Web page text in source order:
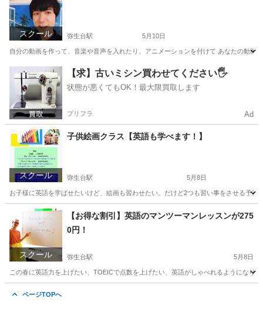
スクール 弥生台駅 5月10日
自分の動画を作って、音楽や音声を入れたり、アニメーションを付けて あなたの動
神奈川 横浜市 弥生台駅 その他 動画編集
【求】古いミシン買わせてください🖐️
状態が悪くてもOK！最大限買取します
プリフラ Ad
スクール
子供絵画クラス【英語も学べます！】
弥生台駅 5月8日
お子様に英語を学ばせたいけど、絵画も習わせたい。だけど2つも習い事をさせる予
神奈川 横浜市 弥生台駅 イラスト
スクール
【お得な割引】英語のマンツーマンレッスンが275
0円！
弥生台駅 5月8日
この春に英語力を上げたい、TOEICで点数を上げたい、英語がしゃべれるようになり
ページTOPへ